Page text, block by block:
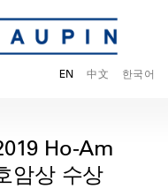
EN 中文 한국어
Ho-Am
암상 수상